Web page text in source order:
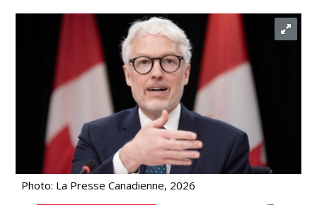
Photo: La Presse Canadienne, 2026